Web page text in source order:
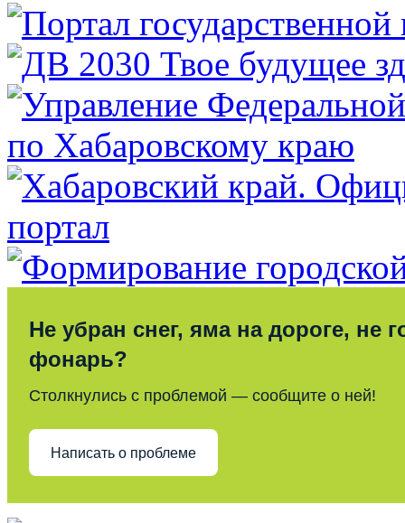
Не убран снег, яма на дороге, не
фонарь?
Столкнулись с проблемой — сообщите о ней!
Написать о проблеме